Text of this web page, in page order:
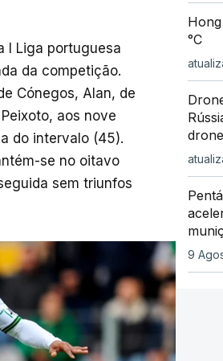
I Liga portuguesa
da competição.
Cónegos, Alan, de
aos nove
do intervalo (45).
se no oitavo
sem triunfos
°C
9